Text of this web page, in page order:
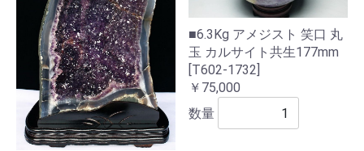
■6.3Kg アメジスト 笑口 丸
玉 カルサイト共生177mm
[T602-1732]
￥75,000
数量